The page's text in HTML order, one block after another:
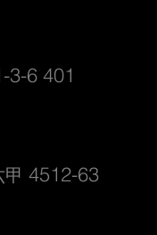
3-6 401
4512-63